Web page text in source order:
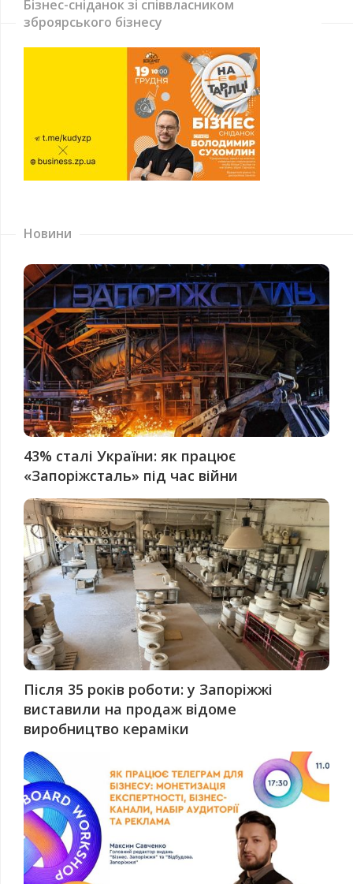
Бізнес-сніданок зі співвласником
зброярського бізнесу
Новини
43% сталі України: як працює
«Запоріжсталь» під час війни
Після 35 років роботи: у Запоріжжі
виставили на продаж відоме
виробництво кераміки